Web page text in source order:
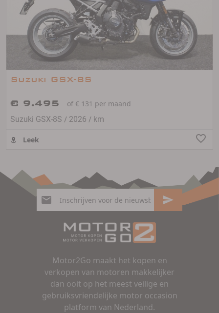
Suzuki GSX-8S
€ 9.495
of € 131 per maand
Suzuki GSX-8S / 2026 / km
Leek
Motor2Go maakt het kopen en
verkopen van motoren makkelijker
dan ooit op het meest veilige en
gebruiksvriendelijke motor occasion
platform van Nederland.